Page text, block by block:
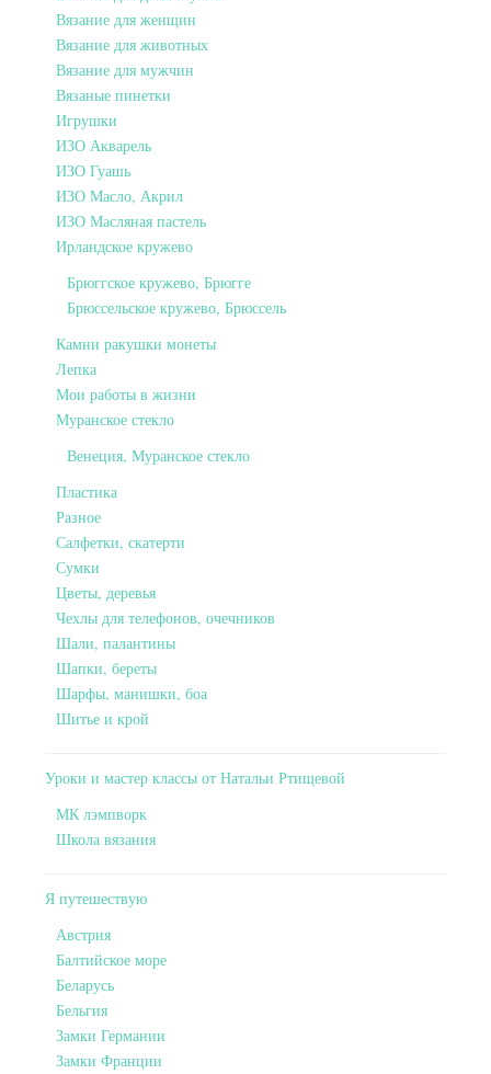
Вязание для женщин
Вязание для животных
Вязание для мужчин
Вязаные пинетки
Игрушки
ИЗО Акварель
ИЗО Гуашь
ИЗО Масло, Акрил
ИЗО Масляная пастель
Ирландское кружево
Брюггское кружево, Брюгге
Брюссельское кружево, Брюссель
Камни ракушки монеты
Лепка
Мои работы в жизни
Муранское стекло
Венеция, Муранское стекло
Пластика
Разное
Салфетки, скатерти
Сумки
Цветы, деревья
Чехлы для телефонов, очечников
Шали, палантины
Шапки, береты
Шарфы, манишки, боа
Шитье и крой
Уроки и мастер классы от Натальи Ртищевой
МК лэмпворк
Школа вязания
Я путешествую
Австрия
Балтийское море
Беларусь
Бельгия
Замки Германии
Замки Франции